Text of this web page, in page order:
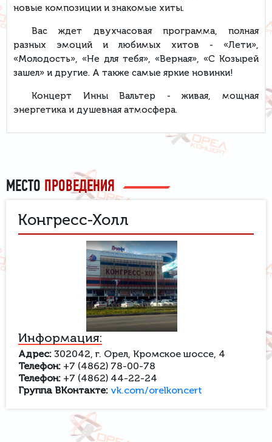
новые композиции и знакомые хиты.
Вас ждет двухчасовая программа, полная
разных эмоций и любимых хитов - «Лети»,
«Молодость», «Не для тебя», «Верная», «С Козырей
зашел» и другие. А также самые яркие новинки!
Концерт Инны Вальтер - живая, мощная
энергетика и душевная атмосфера.
МЕСТО ПРОВЕДЕНИЯ
Конгресс-Холл
Информация:
Адрес: 302042, г. Орел, Кромское шоссе, 4
Телефон: +7 (4862) 78-00-78
Телефон: +7 (4862) 44-22-24
Группа ВКонтакте: vk.com/orelkoncert